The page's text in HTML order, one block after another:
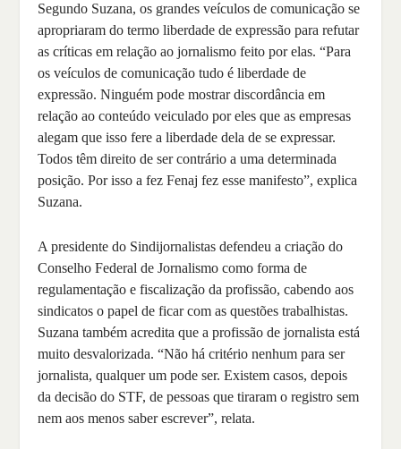
Segundo Suzana, os grandes veículos de comunicação se
apropriaram do termo liberdade de expressão para refutar
as críticas em relação ao jornalismo feito por elas. “Para
os veículos de comunicação tudo é liberdade de
expressão. Ninguém pode mostrar discordância em
relação ao conteúdo veiculado por eles que as empresas
alegam que isso fere a liberdade dela de se expressar.
Todos têm direito de ser contrário a uma determinada
posição. Por isso a fez Fenaj fez esse manifesto”, explica
Suzana.
A presidente do Sindijornalistas defendeu a criação do
Conselho Federal de Jornalismo como forma de
regulamentação e fiscalização da profissão, cabendo aos
sindicatos o papel de ficar com as questões trabalhistas.
Suzana também acredita que a profissão de jornalista está
muito desvalorizada. “Não há critério nenhum para ser
jornalista, qualquer um pode ser. Existem casos, depois
da decisão do STF, de pessoas que tiraram o registro sem
nem aos menos saber escrever”, relata.